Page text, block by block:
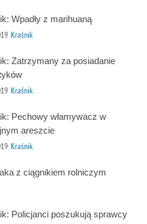
Wpadły z marihuaną
Kraśnik
Zatrzymany za posiadanie
Kraśnik
Pechowy włamywacz w
areszcie
Kraśnik
z ciągnikiem rolniczym
Policjanci poszukują sprawcy